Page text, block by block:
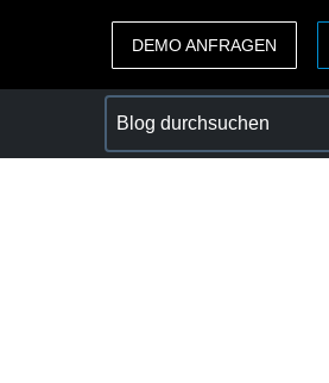
ASIA PACIFIC
DEMO ANFRAGEN